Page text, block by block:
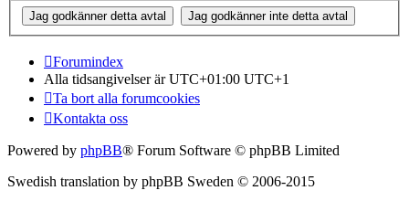
Forumindex
Alla tidsangivelser är UTC+01:00 UTC+1
Ta bort alla forumcookies
Kontakta oss
Powered by phpBB® Forum Software © phpBB Limited
Swedish translation by phpBB Sweden © 2006-2015